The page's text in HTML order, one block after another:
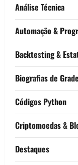
Análise Técnica
Automação &
Backtesting &
Biografias de
Códigos Python
Criptomoedas &
Destaques